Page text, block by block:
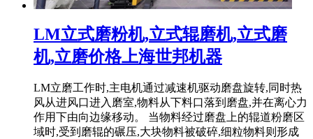
LM立式磨粉机,立式辊磨机,立式磨
机,立磨价格上海世邦机器
LM立磨工作时,主电机通过减速机驱动磨盘旋转,同时热
风从进风口进入磨室,物料从下料口落到磨盘,并在离心力
作用下由向边缘移动。 当物料经过磨盘上的辊道粉磨区
域时,受到磨辊的碾压,大块物料被破碎,细粒物料则形成